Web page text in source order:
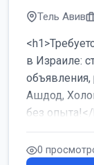
Тель Авив
в Израиле:
объявления,
Ашдод,
без
...
0